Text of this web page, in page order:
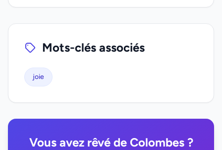
Mots-clés associés
joie
Vous avez rêvé de Colombes ?